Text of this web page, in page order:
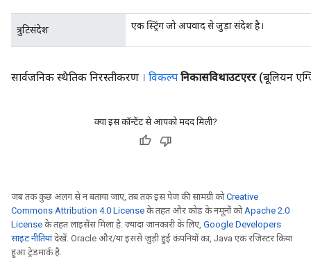
त्रुटिसंदेश एक स्ट्रिंग जो अपवाद से जुड़ा संदेश है।
सार्वजनिक स्थैतिक निरस्तीकरण । विकल्प निकासविथाउटएरर (बूलियन
क्या इस कॉन्टेंट से आपको मदद मिली?
जब तक कुछ अलग से न बताया जाए, तब तक इस पेज की सामग्री कोCreative
Commons Attribution 4.0 License के तहत और कोड के नमूनों को Apache 2.0
License के तहत लाइसेंस मिला है. ज़्यादा जानकारी के लिए, Google Developers
साइट नीतियांदेखें. Oracle और/या इससे जुड़ी हुई कंपनियों का, Java एक रजिस्टर किया
हुआ ट्रेडमार्क है.